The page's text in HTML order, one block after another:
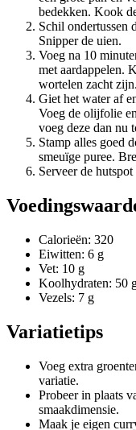
bedekken. Kook
Schil ondertussen
Snipper de uien.
Voeg na 10
met aardappelen.
wortelen zacht zijn.
Giet het water af
Voeg de olijfolie
voeg deze dan nu
Stamp alles goed
smeuïge puree.
Serveer de
Calorieën: 320
Eiwitten: 6 g
Vet: 10 g
Koolhydraten: 50
Vezels: 7 g
Variatietips
Voeg extra
variatie.
Probeer in plaats
smaakdimensie.
Maak je eigen